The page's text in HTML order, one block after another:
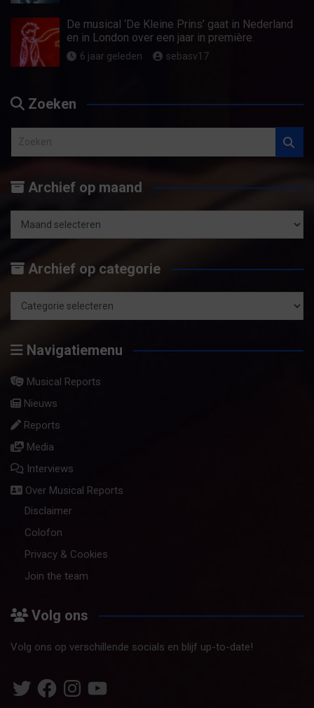
De musical ‘De Kleine Prins’ gaat in Nederland
en in London over een jaar in première.
6 jaar geleden sebasv17
Zoeken
k
Archief op maand
Archief
maandArchief op categorie
Archief
categorie
Navigatiemenu
Musical Reports
Nieuws
Reports
Media
Interviews
Over Musical Reports
Disclaimer
Colofon
Privacy & Cookies
Join the team
Volg ons
Volg ons op verschillende socials en blijf up-to-date!
TwitterFacebookInstagram
YouTube